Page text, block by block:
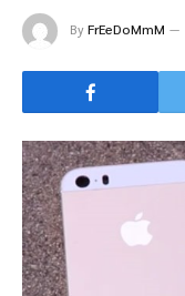
ByFrEeDoMmM